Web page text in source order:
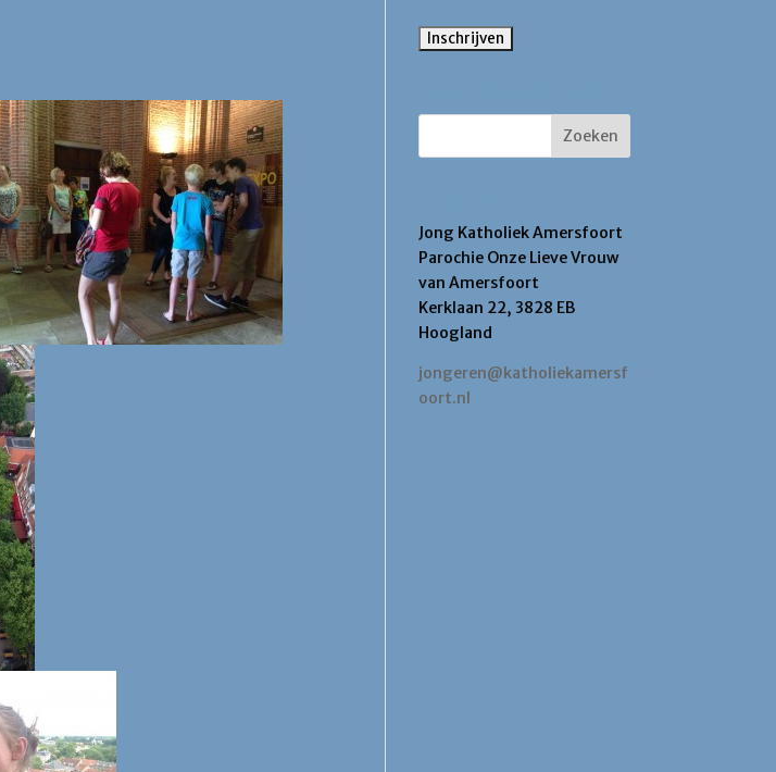
Jong Katholiek Amersfoort
Parochie Onze Lieve Vrouw
van Amersfoort
Kerklaan 22, 3828 EB
Hoogland
jongeren@katholiekamersf
oort.nl